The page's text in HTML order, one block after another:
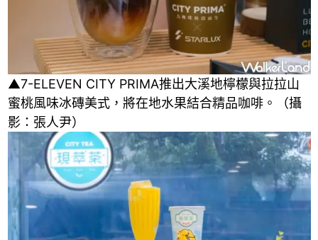
▲7-ELEVEN CITY PRIMA推出大溪地檸檬與拉拉山
蜜桃風味冰磚美式，將在地水果結合精品咖啡。（攝
影：張人尹）